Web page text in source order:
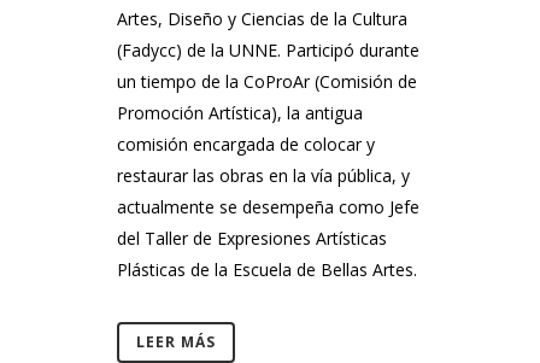
Artes, Diseño y Ciencias de la Cultura
(Fadycc) de la UNNE. Participó durante
un tiempo de la CoProAr (Comisión de
Promoción Artística), la antigua
comisión encargada de colocar y
restaurar las obras en la vía pública, y
actualmente se desempeña como Jefe
del Taller de Expresiones Artísticas
Plásticas de la Escuela de Bellas Artes.
LEER MÁS